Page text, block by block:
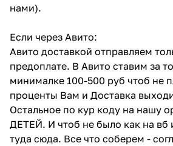
нами).
Если через Авито:
Авито доставкой отправляем
предоплате. В Авито ставим за
минималке 100-500 руб чтоб не
проценты Вам и Доставка
Остальное по кур коду на нашу
ДЕТЕЙ. И чтоб не было как на вб
туда сюда. Все что соберем -